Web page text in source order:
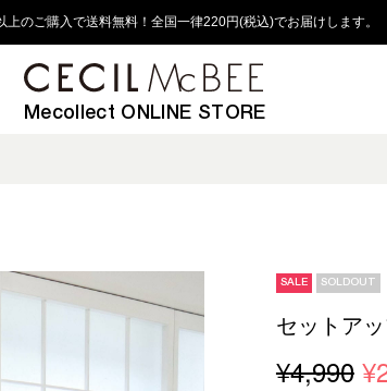
上のご購入で送料無料！全国一律220円(税込)でお届けします。
Mecollect ONLINE STORE
SALE SOLDOUT
セットア
¥4,990